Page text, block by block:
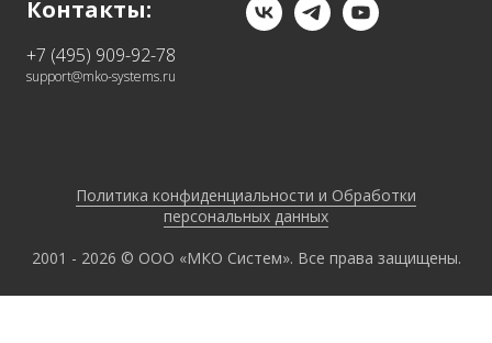
Контакты:
+7 (495) 909-92-78
support@mko-systems.ru
Политика конфиденциальности и Обработки
персональных данных
2001 - 2026 © ООО «МКО Систем». Все права защищены.